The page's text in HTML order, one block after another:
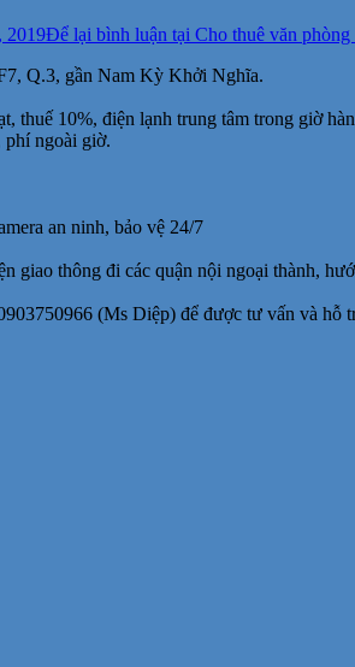
2019Để lại bình luận tại Cho thuê văn
Q.3, gần Nam Kỳ Khởi Nghĩa.
thuế 10%, điện lạnh trung tâm trong giờ
phí ngoài giờ.
an ninh, bảo vệ 24/7
thông đi các quận nội ngoại thành,
(Ms Diệp) để được tư vấn và hỗ